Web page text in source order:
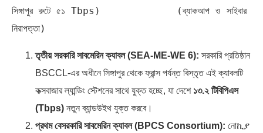
সিঙ্গাপুর রুটে ৫১ Tbps)             (ব্যাকআপ ও সাইবার
তৃতীয় সরকারি সাবমেরিন ক্যাবল (SEA-ME-WE 6): সরকারি প্রতিষ্ঠান
BSCCL-এর অধীনে সিঙ্গাপুর থেকে ফ্রান্স পর্যন্ত বিস্তৃত এই ক্যাবলটি
কক্সবাজার ল্যান্ডিং স্টেশনের সাথে যুক্ত হচ্ছে, যা দেশে ১৩.২ টিবিপিএস
(Tbps) নতুন ব্যান্ডউইথ যুক্ত করবে।
প্রথম বেসরকারি সাবমেরিন ক্যাবল (BPCS Consortium): নোኪያ